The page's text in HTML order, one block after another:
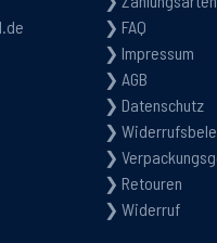
FAQ
Impressum
AGB
Datenschutz
Retouren
Widerruf